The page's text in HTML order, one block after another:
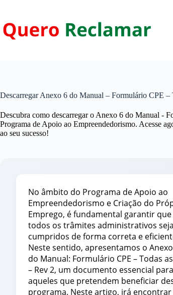
conteúdo
Descarregar Anexo 6 do Manual – Formulário CPE
Descubra como descarregar o Anexo 6 do Manual -
Programa de Apoio ao Empreendedorismo. Acesse
ao seu sucesso!
No âmbito do Programa de Apoio ao
Empreendedorismo e Criação do
Emprego, é fundamental garantir que
todos os trâmites administrativos
cumpridos de forma correta e
Neste sentido, apresentamos o
do Manual: Formulário CPE – Todas
– Rev 2, um documento essencial para
aqueles que pretendem beneficiar
programa. Neste artigo, irá encontrar